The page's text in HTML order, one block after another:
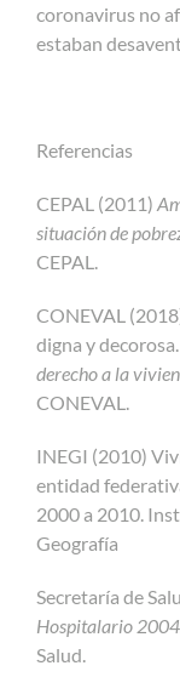
coronavirus no
estaban
Referencias
CEPAL (2011)
situación de
CEPAL.
CONEVAL
digna y
derecho a la
CONEVAL.
INEGI (2010)
entidad
2000 a 2010.
Geografía
Secretaría de
Hospitalario
Salud.